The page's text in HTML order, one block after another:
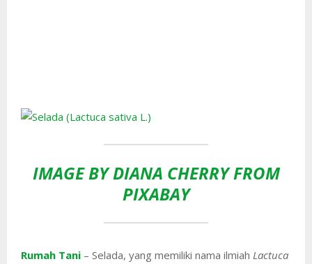
IMAGE BY DIANA CHERRY FROM
PIXABAY
Rumah Tani – Selada, yang memiliki nama ilmiah Lactuca